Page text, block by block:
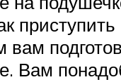
приступить
вам
Вам